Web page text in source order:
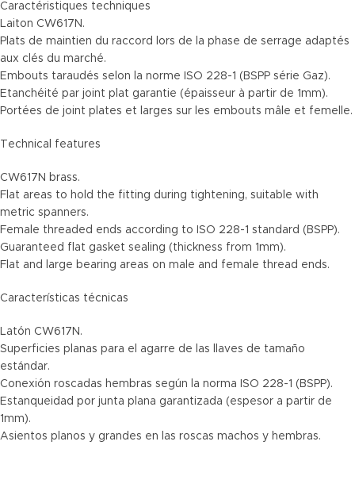
Caractéristiques techniques
Laiton CW617N.
Plats de maintien du raccord lors de la phase de serrage adaptés
aux clés du marché.
Embouts taraudés selon la norme ISO 228-1 (BSPP série Gaz).
Etanchéité par joint plat garantie (épaisseur à partir de 1mm).
Portées de joint plates et larges sur les embouts mâle et femelle.
Technical features
CW617N brass.
Flat areas to hold the fitting during tightening, suitable with
metric spanners.
Female threaded ends according to ISO 228-1 standard (BSPP).
Guaranteed flat gasket sealing (thickness from 1mm).
Flat and large bearing areas on male and female thread ends.
Características técnicas
Latón CW617N.
Superficies planas para el agarre de las llaves de tamaño
estándar.
Conexión roscadas hembras según la norma ISO 228-1 (BSPP).
Estanqueidad por junta plana garantizada (espesor a partir de
1mm).
Asientos planos y grandes en las roscas machos y hembras.